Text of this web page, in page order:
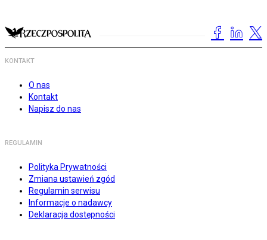
KONTAKT
O nas
Kontakt
Napisz do nas
REGULAMIN
Polityka Prywatności
Zmiana ustawień zgód
Regulamin serwisu
Informacje o nadawcy
Deklaracja dostępności